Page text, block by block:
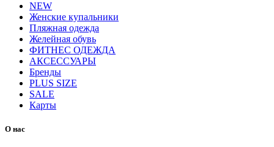
NEW
Женские купальники
Пляжная одежда
Желейная обувь
ФИТНЕС ОДЕЖДА
АКСЕССУАРЫ
Бренды
PLUS SIZE
SALE
Карты
О нас